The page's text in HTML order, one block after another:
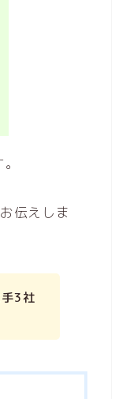
伝えしま
3社